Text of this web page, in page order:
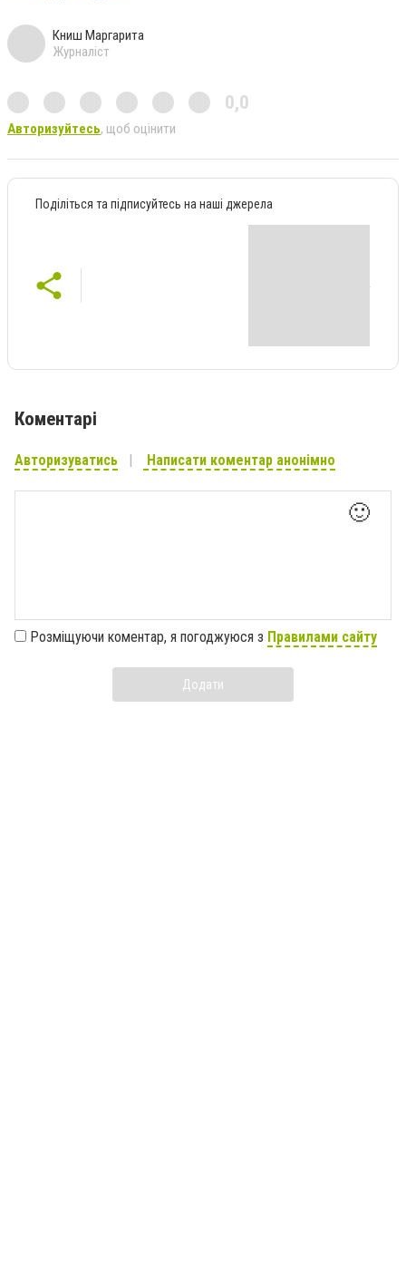
Книш Маргарита
Журналіст
0,0
Авторизуйтесь, щоб оцінити
Поділіться та підписуйтесь на наші джерела
Коментарі
Авторизуватись Написати коментар анонімно
🙂
Розміщуючи коментар, я погоджуюся з Правилами сайту
Додати